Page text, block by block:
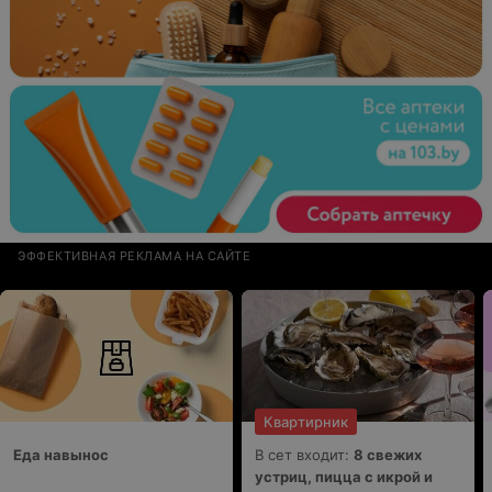
ЭФФЕКТИВНАЯ РЕКЛАМА НА САЙТЕ
Еда навынос
Квартирник
В сет входит: 8 свежих
устриц, пицца с икрой и